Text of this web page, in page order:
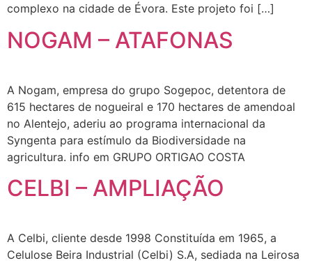
complexo na cidade de Évora. Este projeto foi […]
NOGAM – ATAFONAS
A Nogam, empresa do grupo Sogepoc, detentora de
615 hectares de nogueiral e 170 hectares de amendoal
no Alentejo, aderiu ao programa internacional da
Syngenta para estímulo da Biodiversidade na
agricultura. info em GRUPO ORTIGAO COSTA
CELBI – AMPLIAÇÃO
A Celbi, cliente desde 1998 Constituída em 1965, a
Celulose Beira Industrial (Celbi) S.A, sediada na Leirosa